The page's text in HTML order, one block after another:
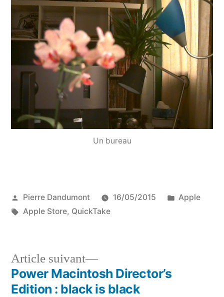
Un bureau
Publié
par
Pierre Dandumont 16/05/2015
Publié
Apple
Étiquettes :
Apple Store, QuickTake
Navigation
Article suivant
Article
suivant :
Power Macintosh Director’s
Edition : black is black